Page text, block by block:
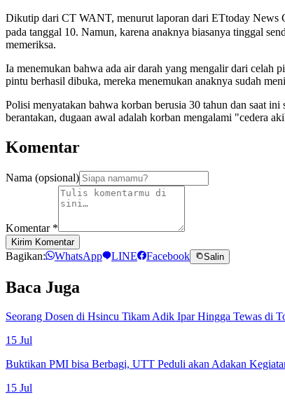
Dikutip dari CT WANT, menurut laporan dari ETtoday News
pada tanggal 10. Namun, karena anaknya biasanya tinggal
memeriksa.
Ia menemukan bahwa ada air darah yang mengalir dari celah
pintu berhasil dibuka, mereka menemukan anaknya sudah
Polisi menyatakan bahwa korban berusia 30 tahun dan saat
berantakan, dugaan awal adalah korban mengalami "cedera
Komentar
Nama (opsional)
Komentar *
Kirim Komentar
Bagikan: WhatsApp LINE Facebook Salin
Baca Juga
Seorang Dosen di Hsincu Tikam Adik Ipar Hingga Tewas di
15 Jul
Buktikan PMI bisa Berbagi, UTT Peduli akan Adakan
15 Jul